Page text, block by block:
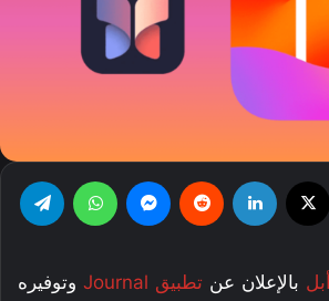
أبل بالإعلان عن تطبيق Journal
وتوفيره